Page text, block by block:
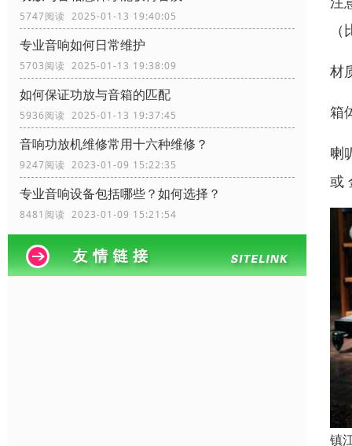
5747阅读 2025-01-13 19:40:05
专业音响如何日常维护
5703阅读 2025-01-13 19:38:09
如何保证功放与音箱的匹配
5936阅读 2025-01-13 19:37:45
音响功放机维修常用十六种维修？
9247阅读 2023-01-09 15:22:35
专业音响设备包括哪些？如何选择？
8481阅读 2023-01-09 15:21:54
材
箱
喇
或
镇